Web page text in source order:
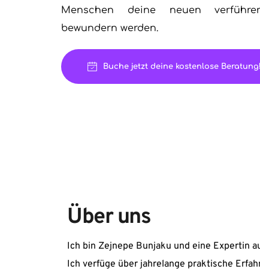
Menschen deine neuen
bewundern werden.
Buche jetzt deine kostenlose Beratung!
Über uns
Ich bin Zejnepe Bunjaku und eine Expertin
Ich verfüge über jahrelange praktische